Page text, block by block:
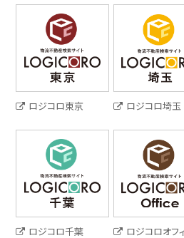
ロジコロ東京 ロジコロ埼玉
ロジコロ千葉 ロジコロオフ